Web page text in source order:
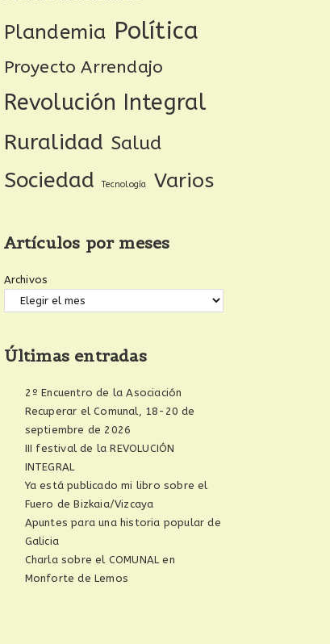
Plandemia Política
Proyecto Arrendajo
Revolución Integral
Ruralidad Salud
Sociedad Tecnología Varios
Artículos por meses
Archivos
Últimas entradas
2º Encuentro de la Asociación
Recuperar el Comunal, 18-20 de
septiembre de 2026
III festival de la REVOLUCIÓN
INTEGRAL
Ya está publicado mi libro sobre el
Fuero de Bizkaia/Vizcaya
Apuntes para una historia popular de
Galicia
Charla sobre el COMUNAL en
Monforte de Lemos